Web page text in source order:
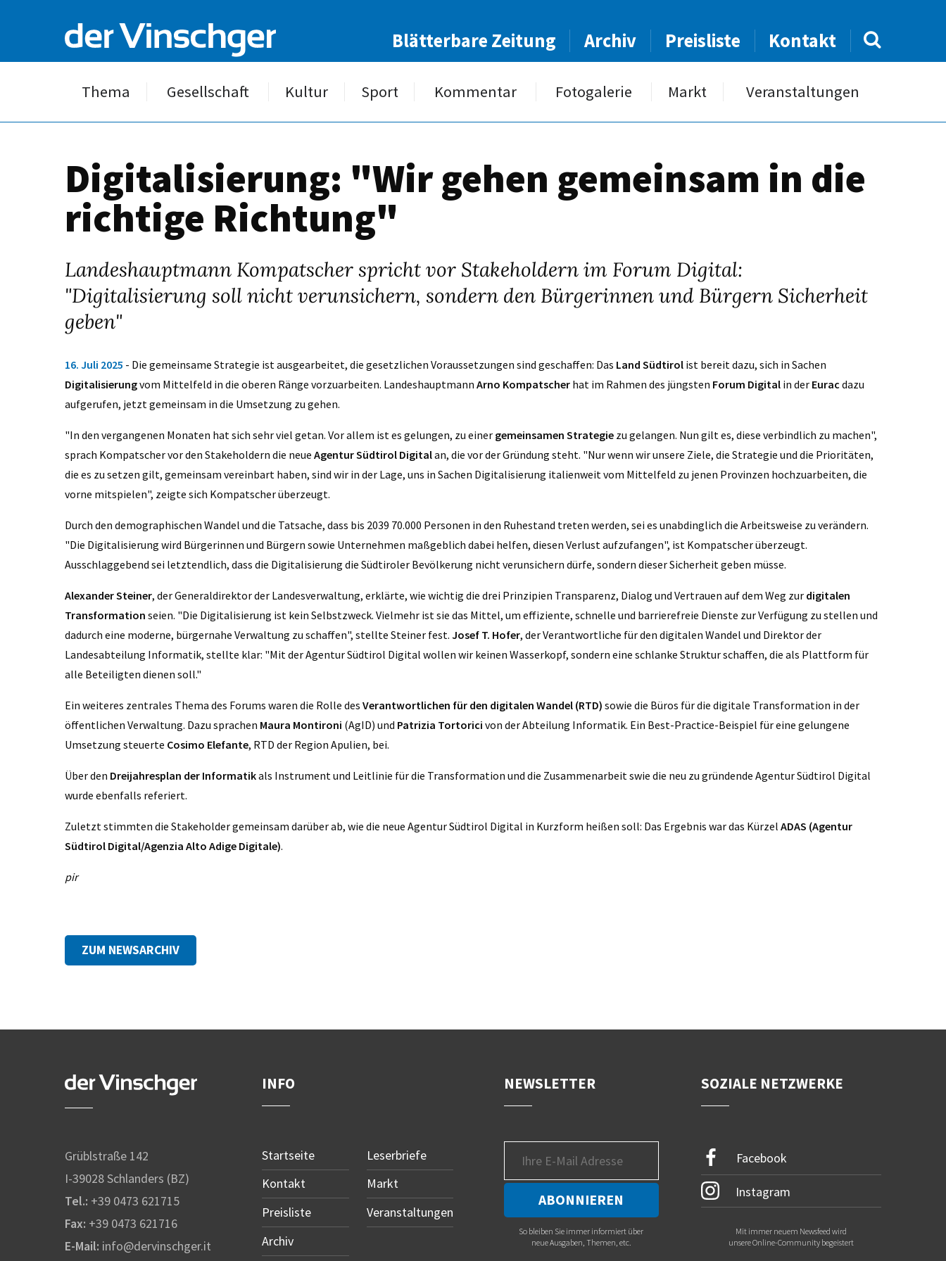
Blätterbare Zeitung Archiv Preisliste Kontakt
Thema Gesellschaft Kultur Sport Kommentar Fotogalerie Markt Veranstaltungen
Digitalisierung: "Wir gehen gemeinsam in die
richtige Richtung"
Landeshauptmann Kompatscher spricht vor Stakeholdern im Forum Digital:
"Digitalisierung soll nicht verunsichern, sondern den Bürgerinnen und Bürgern Sicherheit
geben"
16. Juli 2025 - Die gemeinsame Strategie ist ausgearbeitet, die gesetzlichen Voraussetzungen sind geschaffen: Das Land Südtirol ist bereit dazu, sich in Sachen
Digitalisierungvom Mittelfeld in die oberen Ränge vorzuarbeiten. Landeshauptmann Arno Kompatscher hat im Rahmen des jüngsten Forum Digital in der Eurac dazu
aufgerufen, jetzt gemeinsam in die Umsetzung zu gehen.
"In den vergangenen Monaten hat sich sehr viel getan. Vor allem ist es gelungen, zu einer gemeinsamen Strategie zu gelangen. Nun gilt es, diese verbindlich zu machen",
sprach Kompatscher vor den Stakeholdern die neue Agentur Südtirol Digitalan, die vor der Gründung steht. "Nur wenn wir unsere Ziele, die Strategie und die Prioritäten,
die es zu setzen gilt, gemeinsam vereinbart haben, sind wir in der Lage, uns in Sachen Digitalisierung italienweit vom Mittelfeld zu jenen Provinzen hochzuarbeiten, die
vorne mitspielen", zeigte sich Kompatscher überzeugt.
Durch den demographischen Wandel und die Tatsache, dass bis 2039 70.000 Personen in den Ruhestand treten werden, sei es unabdinglich die Arbeitsweise zu verändern.
"Die Digitalisierung wird Bürgerinnen und Bürgern sowie Unternehmen maßgeblich dabei helfen, diesen Verlust aufzufangen", ist Kompatscher überzeugt.
Ausschlaggebend sei letztendlich, dass die Digitalisierung die Südtiroler Bevölkerung nicht verunsichern dürfe, sondern dieser Sicherheit geben müsse.
Alexander Steiner, der Generaldirektor der Landesverwaltung, erklärte, wie wichtig die drei Prinzipien Transparenz, Dialog und Vertrauen auf dem Weg zur digitalen
Transformation seien. "Die Digitalisierung ist kein Selbstzweck. Vielmehr ist sie das Mittel, um effiziente, schnelle und barrierefreie Dienste zur Verfügung zu stellen und
dadurch eine moderne, bürgernahe Verwaltung zu schaffen", stellte Steiner fest. Josef T. Hofer, der Verantwortliche für den digitalen Wandel und Direktor der
Landesabteilung Informatik, stellte klar: "Mit der Agentur Südtirol Digital wollen wir keinen Wasserkopf, sondern eine schlanke Struktur schaffen, die als Plattform für
alle Beteiligten dienen soll."
Ein weiteres zentrales Thema des Forums waren die Rolle des Verantwortlichen für den digitalen Wandel (RTD) sowie die Büros für die digitale Transformation in der
öffentlichen Verwaltung. Dazu sprachen Maura Montironi (AgID) und Patrizia Tortorici von der Abteilung Informatik. Ein Best-Practice-Beispiel für eine gelungene
Umsetzung steuerte Cosimo Elefante, RTD der Region Apulien, bei.
Über den Dreijahresplan der Informatikals Instrument und Leitlinie für die Transformation und die Zusammenarbeit swie die neu zu gründende Agentur Südtirol Digital
wurde ebenfalls referiert.
Zuletzt stimmten die Stakeholder gemeinsam darüber ab, wie die neue Agentur Südtirol Digital in Kurzform heißen soll: Das Ergebnis war das Kürzel ADAS (Agentur
Südtirol Digital/Agenzia Alto Adige Digitale).
pir
ZUM NEWSARCHIV
Grüblstraße 142
I-39028 Schlanders (BZ)
Tel.: +39 0473 621715
Fax: +39 0473 621716
E-Mail: info@dervinschger.it
INFO
Startseite
Kontakt
Preisliste
Archiv
Leserbriefe
Markt
Veranstaltungen
NEWSLETTER
So bleiben Sie immer informiert über
neue Ausgaben, Themen, etc.
SOZIALE NETZWERKE
Facebook
Instagram
Mit immer neuem Newsfeed wird
unsere Online-Community begeistert